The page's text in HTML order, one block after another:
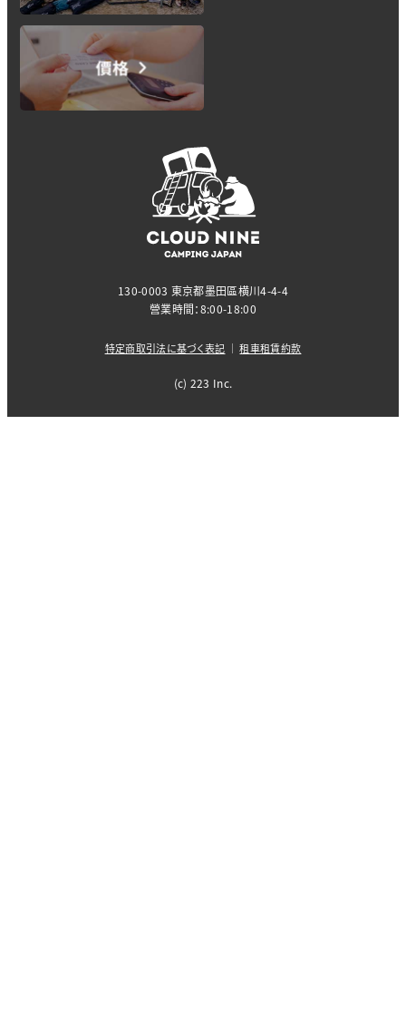
130-0003 東京都墨田區横川4-4-4
營業時間：8:00-18:00
特定商取引法に基づく表記 ｜租車租賃約款
(c) 223 Inc.